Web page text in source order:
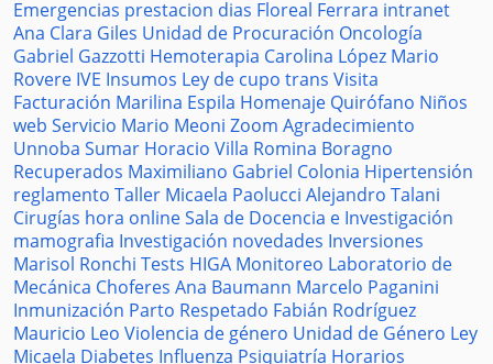
Emergencias prestacion dias Floreal Ferrara intranet
Ana Clara Giles Unidad de Procuración Oncología
Gabriel Gazzotti Hemoterapia Carolina López Mario
Rovere IVE Insumos Ley de cupo trans Visita
Facturación Marilina Espila Homenaje Quirófano Niños
web Servicio Mario Meoni Zoom Agradecimiento
Unnoba Sumar Horacio Villa Romina Boragno
Recuperados Maximiliano Gabriel Colonia Hipertensión
reglamento Taller Micaela Paolucci Alejandro Talani
Cirugías hora onlineSala de Docencia e Investigación
mamografia Investigación novedades Inversiones
Marisol Ronchi Tests HIGA Monitoreo Laboratorio de
Mecánica Choferes Ana Baumann Marcelo Paganini
Inmunización Parto Respetado Fabián Rodríguez
Mauricio Leo Violencia de género Unidad de Género Ley
Micaela Diabetes Influenza Psiquiatría Horarios